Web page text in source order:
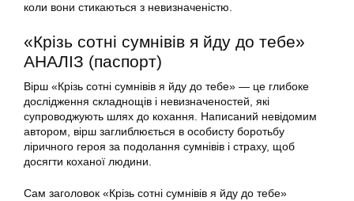
коли вони стикаються з невизначеністю.
«Крізь сотні сумнівів я йду до тебе»
АНАЛІЗ (паспорт)
Вірш «Крізь сотні сумнівів я йду до тебе» — це глибоке
дослідження складнощів і невизначеностей, які
супроводжують шлях до кохання. Написаний невідомим
автором, вірш заглиблюється в особисту боротьбу
ліричного героя за подолання сумнівів і страху, щоб
досягти коханої людини.
Сам заголовок «Крізь сотні сумнівів я йду до тебе»